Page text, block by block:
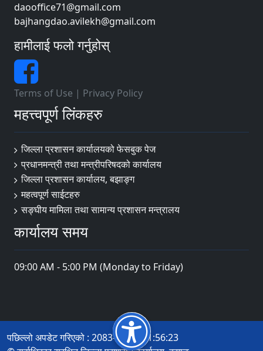
daooffice71@gmail.com
bajhangdao.avilekh@gmail.com
हामीलाई फलो गर्नुहोस्
Terms of Use | Privacy Policy
महत्त्वपूर्ण लिंकहरु
जिल्ला प्रशासन कार्यालयको फेसबुक पेज
प्रधानमन्त्री तथा मन्त्रीपरिषदको कार्यालय
जिल्ला प्रशासन कार्यालय, बझाङ्ग
महत्वपूर्ण साईटहरु
सङ्घीय मामिला तथा सामान्य प्रशासन मन्त्रालय
कार्यालय समय
09:00 AM - 5:00 PM (Monday to Friday)
पछिल्लो अपडेट गरिएको : 2083-04-05 11:56:23